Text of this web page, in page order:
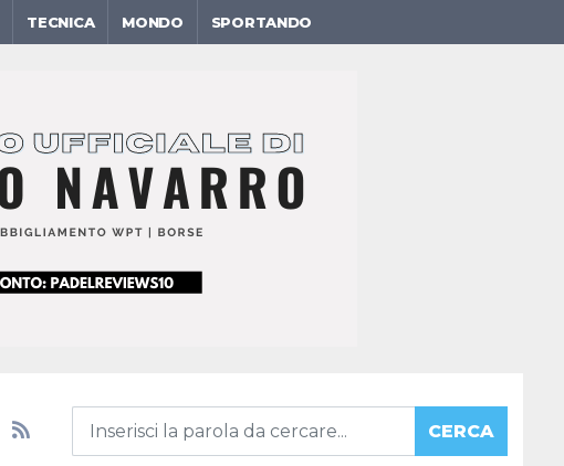
TECNICA MONDO SPORTANDO
CERCA